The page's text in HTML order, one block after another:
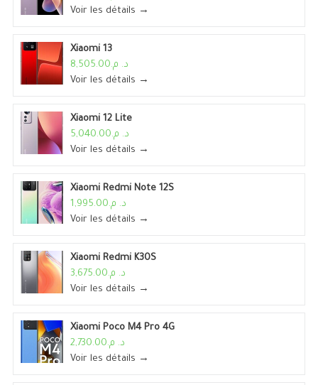
Voir les détails →
Xiaomi 13
د. م.8,505.00
Voir les détails →
Xiaomi 12 Lite
د. م.5,040.00
Voir les détails →
Xiaomi Redmi Note 12S
د. م.1,995.00
Voir les détails →
Xiaomi Redmi K30S
د. م.3,675.00
Voir les détails →
Xiaomi Poco M4 Pro 4G
د. م.2,730.00
Voir les détails →